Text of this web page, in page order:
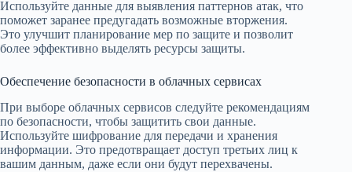
Используйте данные для выявления паттернов атак, что
поможет заранее предугадать возможные вторжения.
Это улучшит планирование мер по защите и позволит
более эффективно выделять ресурсы защиты.
Обеспечение безопасности в облачных сервисах
При выборе облачных сервисов следуйте рекомендациям
по безопасности, чтобы защитить свои данные.
Используйте шифрование для передачи и хранения
информации. Это предотвращает доступ третьих лиц к
вашим данным, даже если они будут перехвачены.